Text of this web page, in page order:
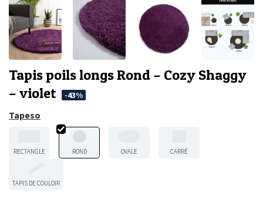
Tapis poils longs Rond – Cozy Shaggy
– violet
-43%
Tapeso
RECTANGLE ROND OVALE CARRÉ
TAPIS DE COULOIR